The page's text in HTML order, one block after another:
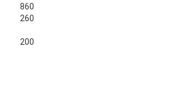
860
260
200